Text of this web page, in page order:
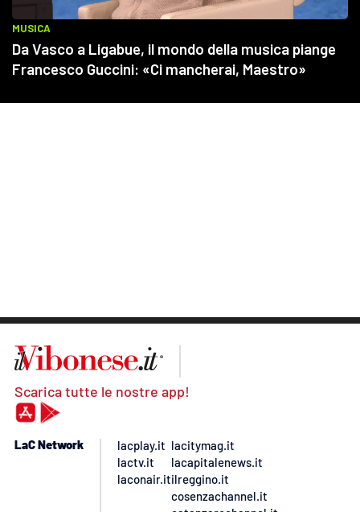
Scarica tutte le nostre app!
LaC Network
lacplay.it
lactv.it
laconair.it
lacitymag.it
lacapitalenews.it
ilreggino.it
cosenzachannel.it